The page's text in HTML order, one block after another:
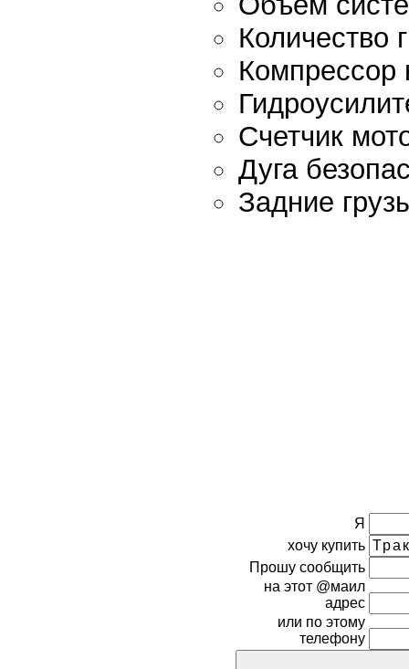
Количество
Компрессор
Счетчик
Дуга
Задние
Я
хочу купить
Прошу сообщить
на этот @маил
адрес
или по этому
телефону